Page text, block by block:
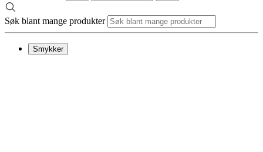
Søk blant mange produkter
Smykker